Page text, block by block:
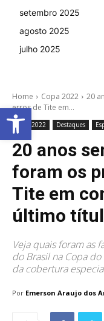
setembro 2025
agosto 2025
julho 2025